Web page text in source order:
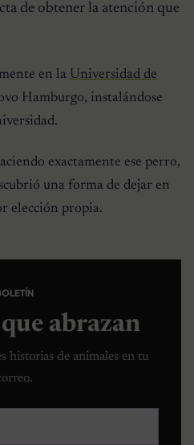
de obtener la atención que
en la Universidad de
Hamburgo, instalándose
exactamente ese perro,
una forma de dejar en
elección propia.
abrazan
historias de animales en tu